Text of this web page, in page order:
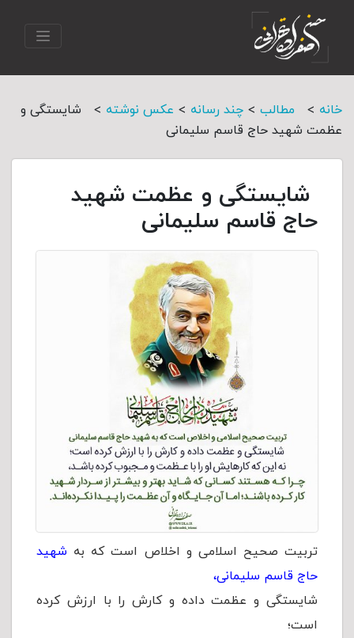
خانه > مطالب > چند رسانه > عکس نوشته >
شایستگی و
عظمت شهید حاج قاسم سلیمانی
شایستگی و عظمت شهید
حاج قاسم سلیمانی
تربیت صحیح اسلامی و اخلاص است که به شهید
حاج قاسم سلیمانی،
شایستگی و عظمت داده و کارش را با ارزش کرده
است؛